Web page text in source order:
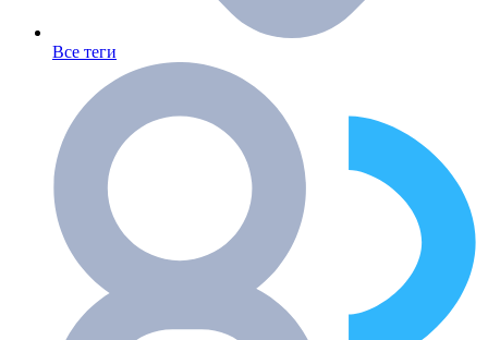
Все теги